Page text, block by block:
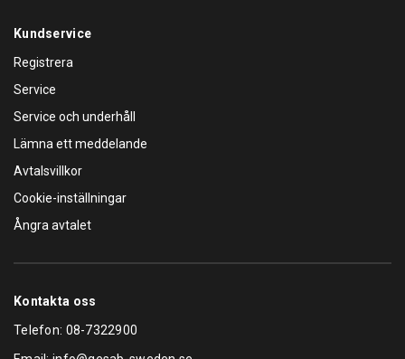
Kundservice
Registrera
Service
Service och underhåll
Lämna ett meddelande
Avtalsvillkor
Cookie-inställningar
Ångra avtalet
Kontakta oss
Telefon: 08-7322900